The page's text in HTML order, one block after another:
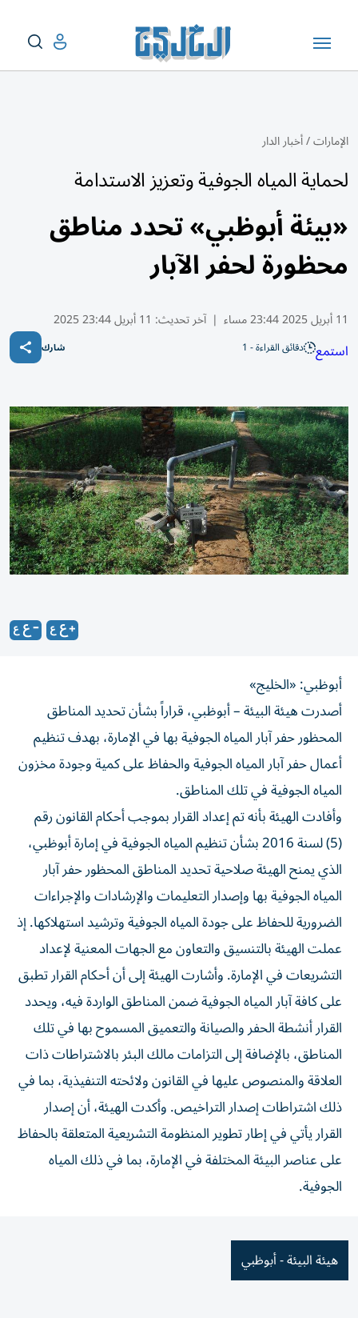
الإمارات/أخبار الدار
لحماية المياه الجوفية وتعزيز الاستدامة
«بيئة أبوظبي» تحدد مناطق
محظورة لحفر الآبار
11 أبريل 2025 23:44 مساء | آخر تحديث: 11 أبريل 23:44 2025
استمع دقائق القراءة - 1 شارك
أبوظبي: «الخليج»
أصدرت هيئة البيئة – أبوظبي، قراراً بشأن تحديد المناطق
المحظور حفر آبار المياه الجوفية بها في الإمارة، بهدف تنظيم
أعمال حفر آبار المياه الجوفية والحفاظ على كمية وجودة مخزون
المياه الجوفية في تلك المناطق.
وأفادت الهيئة بأنه تم إعداد القرار بموجب أحكام القانون رقم
(5) لسنة 2016 بشأن تنظيم المياه الجوفية في إمارة أبوظبي،
الذي يمنح الهيئة صلاحية تحديد المناطق المحظور حفر آبار
المياه الجوفية بها وإصدار التعليمات والإرشادات والإجراءات
الضرورية للحفاظ على جودة المياه الجوفية وترشيد استهلاكها. إذ
عملت الهيئة بالتنسيق والتعاون مع الجهات المعنية لإعداد
التشريعات في الإمارة. وأشارت الهيئة إلى أن أحكام القرار تطبق
على كافة آبار المياه الجوفية ضمن المناطق الواردة فيه، ويحدد
القرار أنشطة الحفر والصيانة والتعميق المسموح بها في تلك
المناطق، بالإضافة إلى التزامات مالك البئر بالاشتراطات ذات
العلاقة والمنصوص عليها في القانون ولائحته التنفيذية، بما في
ذلك اشتراطات إصدار التراخيص. وأكدت الهيئة، أن إصدار
القرار يأتي في إطار تطوير المنظومة التشريعية المتعلقة بالحفاظ
على عناصر البيئة المختلفة في الإمارة، بما في ذلك المياه
الجوفية.
هيئة البيئة - أبوظبي